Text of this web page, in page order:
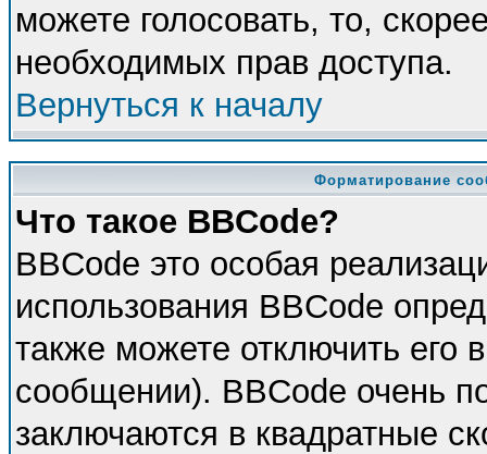
можете голосовать, то,
необходимых прав доступа.
Вернуться к началу
Форматирование
Что такое BBCode?
BBCode это особая
использования BBCode
также можете отключить
сообщении). BBCode очень
заключаются в квадратные